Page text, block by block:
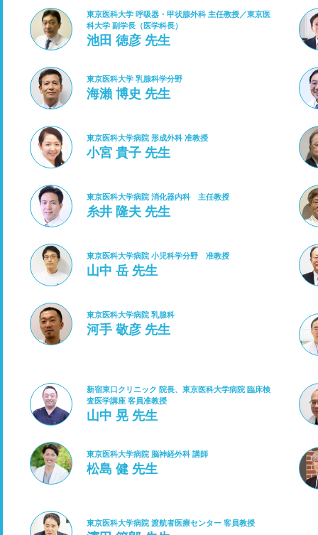
東京医科大学 呼吸器・甲状腺外科 主任教授／東京医
科大学 副学長（医学科長）
池田 徳彦 先生
東京医科大学 乳腺科学分野
海瀨 博史 先生
東京医科大学病院 形成外科 准教授
小宮 貴子 先生
東京医科大学病院 消化器内科 主任教授
糸井 隆夫 先生
東京医科大学病院 小児科学分野 准教授
山中 岳 先生
東京医科大学病院 乳腺科
河手 敬彦 先生
新宿東口クリニック 院長、東京医科大学病院 臨床検
査医学講座 客員准教授
山中 晃 先生
東京医科大学病院 脳神経外科 講師
松島 健 先生
東京医科大学病院 渡航者医療センター 客員教授